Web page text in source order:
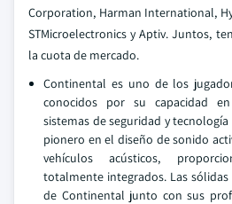
Corporation, Harman International,
STMicroelectronics y Aptiv. Juntos,
la cuota de mercado.
Continental es uno de los
conocidos por su capacidad
sistemas de seguridad y
pionero en el diseño de sonido
vehículos acústicos,
totalmente integrados. Las sólidas
de Continental junto con sus